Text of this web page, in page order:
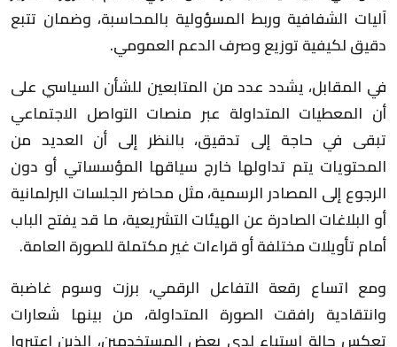
آليات الشفافية وربط المسؤولية بالمحاسبة، وضمان تتبع
دقيق لكيفية توزيع وصرف الدعم العمومي.
في المقابل، يشدد عدد من المتابعين للشأن السياسي على
أن المعطيات المتداولة عبر منصات التواصل الاجتماعي
تبقى في حاجة إلى تدقيق، بالنظر إلى أن العديد من
المحتويات يتم تداولها خارج سياقها المؤسساتي أو دون
الرجوع إلى المصادر الرسمية، مثل محاضر الجلسات البرلمانية
أو البلاغات الصادرة عن الهيئات التشريعية، ما قد يفتح الباب
أمام تأويلات مختلفة أو قراءات غير مكتملة للصورة العامة.
ومع اتساع رقعة التفاعل الرقمي، برزت وسوم غاضبة
وانتقادية رافقت الصورة المتداولة، من بينها شعارات
تعكس حالة استياء لدى بعض المستخدمين، الذين اعتبروا